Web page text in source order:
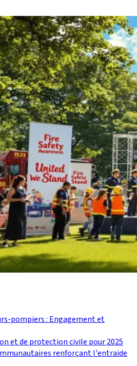
pompiers : Engagement et
et de protection civile pour 2025
renforçant l'entraide